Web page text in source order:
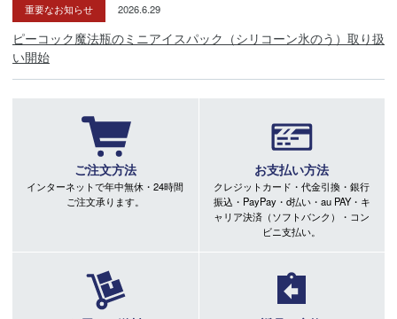
重要なお知らせ 2026.6.29
ピーコック魔法瓶のミニアイスパック（シリコーン氷のう）取り扱
い開始
ご注文方法
インターネットで年中無休・24時間
ご注文承ります。
お支払い方法
クレジットカード・代金引換・銀行
振込・PayPay・d払い・au PAY・キ
ャリア決済（ソフトバンク）・コン
ビニ支払い。